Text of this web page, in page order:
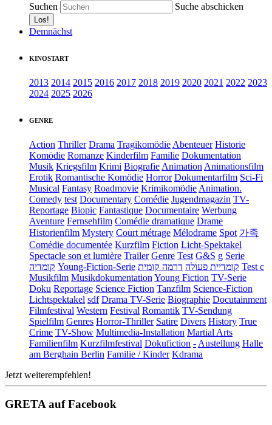
Suchen Suche abschicken
Demnächst
KINOSTART
2013 2014 2015 2016 2017 2018 2019 2020 2021 2022 2023
2024 2025 2026
GENRE
Action Thriller Drama Tragikomödie Abenteuer Historie
Komödie Romanze Kinderfilm Familie Dokumentation
Musik Kriegsfilm Krimi Biografie Animation Animationsfilm
Erotik Romantische Komödie Horror Dokumentarfilm Sci-Fi
Musical Fantasy Roadmovie Krimikomödie Animation.
Comedy test Documentary Comédie Jugendmagazin TV-
Reportage Biopic Fantastique Documentaire Werbung
Aventure Fernsehfilm Comédie dramatique Drame
Historienfilm Mystery Court métrage Mélodrame Spot 가족
Comédie documentée Kurzfilm Fiction Licht-Spektakel
Spectacle son et lumière Trailer Genre Test G&S g Serie
קומדיה Young-Fiction-Serie קומדיית פעולה דרמה קומית
Test c
Musikfilm Musikdokumentation Young Fiction TV-Serie
Doku Reportage Science Fiction Tanzfilm Science-Fiction
Lichtspektakel sdf Drama TV-Serie Biographie Docutainment
Filmfestival Western Festival Romantik TV-Sendung
Spielfilm Genres Horror-Thriller Satire Divers History True
Crime TV-Show Multimedia-Installation Martial Arts
Familienfilm Kurzfilmfestival Dokufiction - Austellung Halle
am Berghain Berlin Familie / Kinder Kdrama
Jetzt weiterempfehlen!
GRETA auf Facebook